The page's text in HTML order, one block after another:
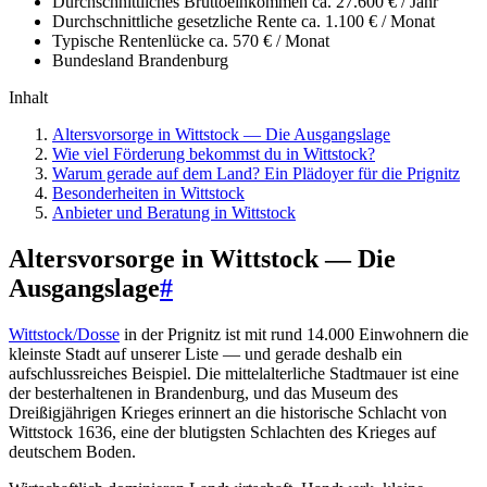
Durchschnittliche gesetzliche Rente ca. 1.100 € / Monat
Typische Rentenlücke ca. 570 € / Monat
Bundesland Brandenburg
Inhalt
Altersvorsorge in Wittstock — Die Ausgangslage
Wie viel Förderung bekommst du in Wittstock?
Warum gerade auf dem Land? Ein Plädoyer für die Prignitz
Besonderheiten in Wittstock
Anbieter und Beratung in Wittstock
Altersvorsorge in Wittstock — Die
Ausgangslage#
Wittstock/Dosse in der Prignitz ist mit rund 14.000 Einwohnern die
kleinste Stadt auf unserer Liste — und gerade deshalb ein
aufschlussreiches Beispiel. Die mittelalterliche Stadtmauer ist eine
der besterhaltenen in Brandenburg, und das Museum des
Dreißigjährigen Krieges erinnert an die historische Schlacht von
Wittstock 1636, eine der blutigsten Schlachten des Krieges auf
deutschem Boden.